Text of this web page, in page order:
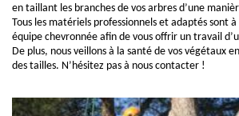
en taillant les branches de vos arbres d’une
Tous les matériels professionnels et adaptés sont
équipe chevronnée afin de vous offrir un travail
De plus, nous veillons à la santé de vos végétaux
des tailles. N’hésitez pas à nous contacter !